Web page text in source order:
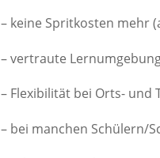
– keine Spritkosten mehr
– vertraute
– Flexibilität bei Orts- und
– bei manchen Schülern/